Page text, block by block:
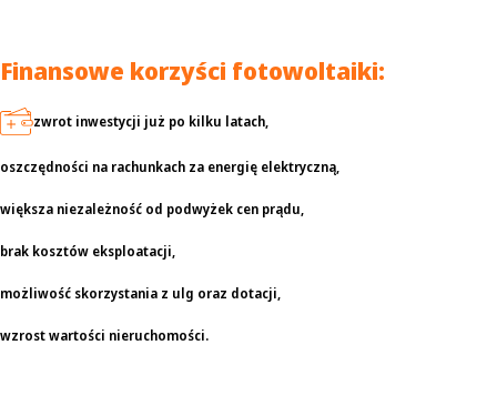
Finansowe korzyści fotowoltaiki:
zwrot inwestycji już po kilku latach,
oszczędności na rachunkach za energię elektryczną,
większa niezależność od podwyżek cen prądu,
brak kosztów eksploatacji,
możliwość skorzystania z ulg oraz dotacji,
wzrost wartości nieruchomości.